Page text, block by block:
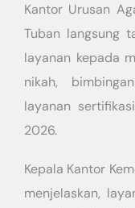
Kantor Urusan
Tuban langsung
layanan kepada
nikah,
layanan
2026.
Kepala Kantor
menjelaskan,